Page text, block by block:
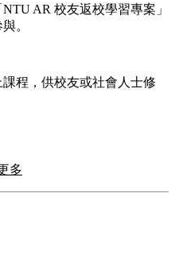
AR 校友返校學習專案」
。
程，供校友或社會人士修
多